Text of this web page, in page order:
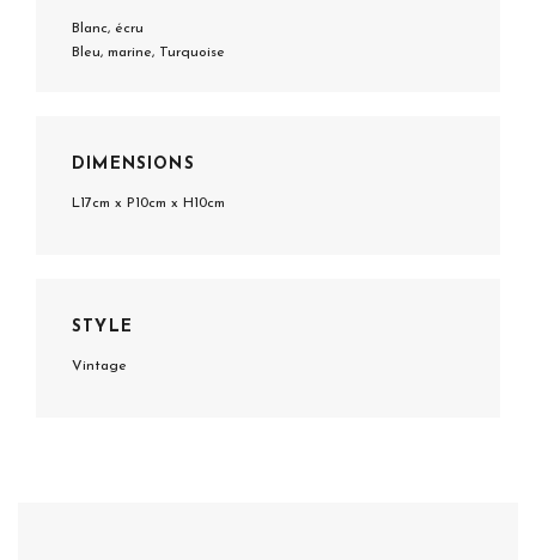
Blanc, écru
Bleu, marine, Turquoise
DIMENSIONS
L17cm x P10cm x H10cm
STYLE
Vintage